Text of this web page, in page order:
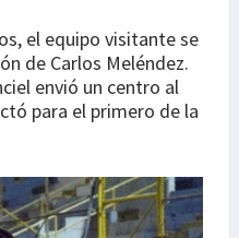
el equipo visitante se
de Carlos Meléndez.
envió un centro al
para el primero de la